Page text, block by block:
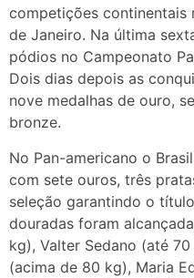
competições continentais
de Janeiro. Na última
pódios no Campeonato
Dois dias depois as
nove medalhas de ouro,
bronze.
No Pan-americano o
com sete ouros, três
seleção garantindo o
douradas foram
kg), Valter Sedano (até
(acima de 80 kg), Maria